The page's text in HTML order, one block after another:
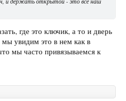
где это ключик, а то и дверь
мы увидим это в нем как в
мы часто привязываемся к